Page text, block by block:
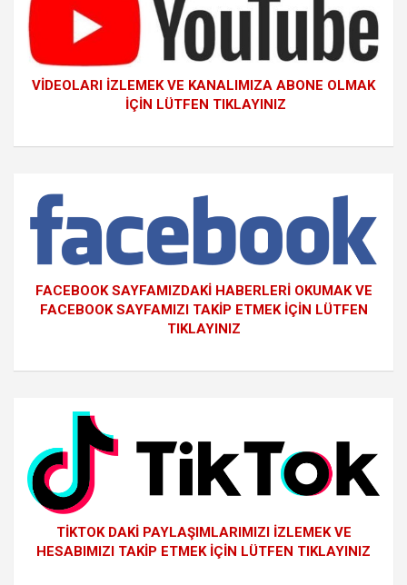
VİDEOLARI İZLEMEK VE KANALIMIZA ABONE OLMAK
İÇİN LÜTFEN TIKLAYINIZ
FACEBOOK SAYFAMIZDAKİ HABERLERİ OKUMAK VE
FACEBOOK SAYFAMIZI TAKİP ETMEK İÇİN LÜTFEN
TIKLAYINIZ
TİKTOK DAKİ PAYLAŞIMLARIMIZI İZLEMEK VE
HESABIMIZI TAKİP ETMEK İÇİN LÜTFEN TIKLAYINIZ